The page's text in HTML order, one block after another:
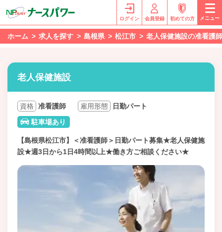
ログイン 会員登録 初めての方 メニュー
ホーム 求人を探す 島根県 松江市 老人保健施設の准看護
老人保健施設
資格 准看護師 雇用形態
日勤パート
駐車場あり
【島根県松江市】＜准看護師＞日勤パート募集★老人保健施
設★週3日から1日4時間以上★働き方ご相談ください★